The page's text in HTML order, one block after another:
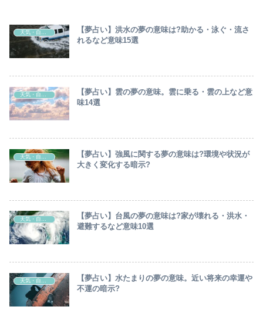
天気・自然現象
【夢占い】洪水の夢の意味は?助かる・泳ぐ・流さ
れるなど意味15選
天気・自然現象
【夢占い】雲の夢の意味。雲に乗る・雲の上など意
味14選
【夢占い】強風に関する夢の意味は?環境や状況が
大きく変化する暗示?
【夢占い】台風の夢の意味は?家が壊れる・洪水・
避難するなど意味10選
天気・自然現象
【夢占い】水たまりの夢の意味。近い将来の幸運や
不運の暗示?